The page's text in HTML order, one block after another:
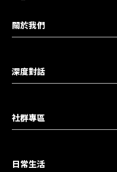
關於我們
深度對話
社群專區
日常生活